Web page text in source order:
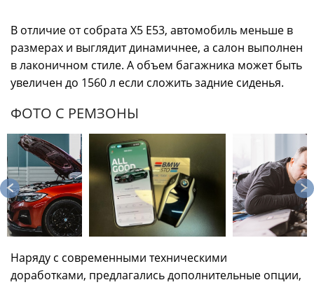
В отличие от собрата X5 E53, автомобиль меньше в
размерах и выглядит динамичнее, а салон выполнен
в лаконичном стиле. А объем багажника может быть
увеличен до 1560 л если сложить задние сиденья.
ФОТО С РЕМЗОНЫ
Наряду с современными техническими
доработками, предлагались дополнительные опции,